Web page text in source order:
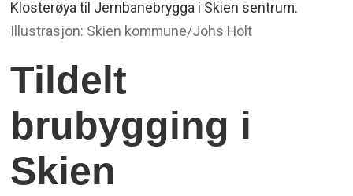
Klosterøya til Jernbanebrygga i Skien sentrum.
Illustrasjon: Skien kommune/Johs Holt
Tildelt
brubygging i
Skien